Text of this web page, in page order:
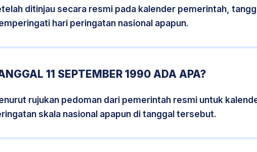
ditinjau secara resmi pada kalender pemerintah,
hari peringatan nasional apapun.
11 SEPTEMBER 1990 ADA APA?
rujukan pedoman dari pemerintah resmi untuk
skala nasional apapun di tanggal tersebut.